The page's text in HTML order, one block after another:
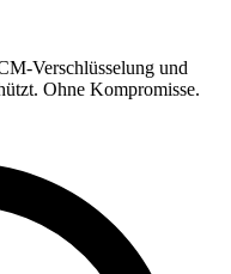
Verschlüsselung und
Ohne Kompromisse.